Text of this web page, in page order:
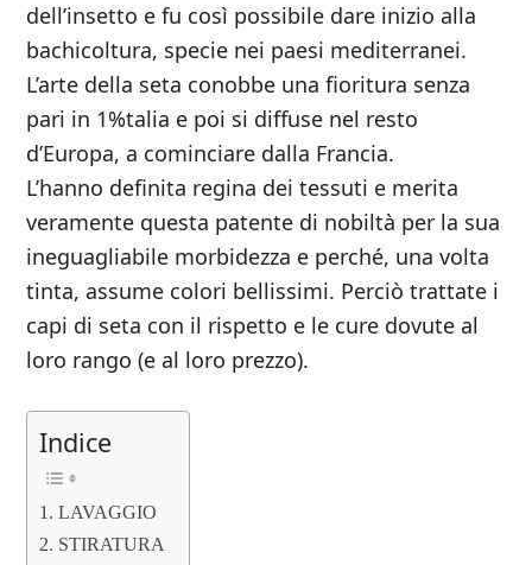
dell’insetto e fu così possibile dare inizio alla
bachicoltura, specie nei paesi mediterranei.
L’arte della seta conobbe una fioritura senza
pari in 1%talia e poi si diffuse nel resto
d’Europa, a cominciare dalla Francia.
L’hanno definita regina dei tessuti e merita
veramente questa patente di nobiltà per la sua
ineguagliabile morbidezza e perché, una volta
tinta, assume colori bellissimi. Perciò trattate i
capi di seta con il rispetto e le cure dovute al
loro rango (e al loro prezzo).
Indice
LAVAGGIO
STIRATURA